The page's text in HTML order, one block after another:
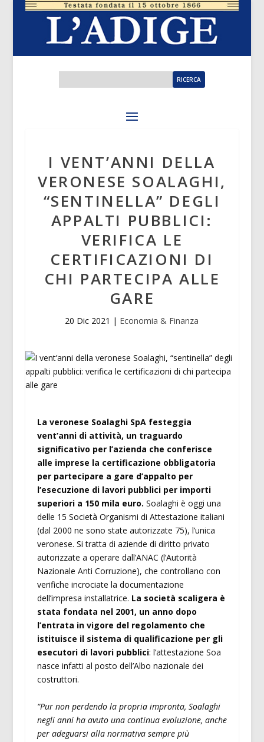
I VENT’ANNI DELLA
VERONESE SOALAGHI,
“SENTINELLA” DEGLI
APPALTI PUBBLICI:
VERIFICA LE
CERTIFICAZIONI DI
CHI PARTECIPA ALLE
GARE
20 Dic 2021 | Economia & Finanza
La veronese Soalaghi SpA festeggia
vent’anni di attività, un traguardo
significativo per l’azienda che conferisce
alle imprese la certificazione obbligatoria
per partecipare a gare d’appalto per
l’esecuzione di lavori pubblici per importi
superiori a 150 mila euro. Soalaghi è oggi una
delle 15 Società Organismi di Attestazione italiani
(dal 2000 ne sono state autorizzate 75), l’unica
veronese. Si tratta di aziende di diritto privato
autorizzate a operare dall’ANAC (l’Autorità
Nazionale Anti Corruzione), che controllano con
verifiche incrociate la documentazione
dell’impresa installatrice. La società scaligera è
stata fondata nel 2001, un anno dopo
l’entrata in vigore del regolamento che
istituisce il sistema di qualificazione per gli
esecutori di lavori pubblici: l’attestazione Soa
nasce infatti al posto dell’Albo nazionale dei
costruttori.
“Pur non perdendo la propria impronta, Soalaghi
negli anni ha avuto una continua evoluzione, anche
per adeguarsi alla normativa sempre più